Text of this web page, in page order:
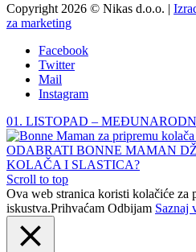
Copyright 2026 © Nikas d.o.o. |
za marketing
Facebook
Twitter
Mail
Instagram
01. LISTOPAD –
ODABRATI BONNE MAMAN
KOLAČA I SLASTICA?
Scroll to top
Ova web stranica koristi kolačiće za
iskustva.Prihvaćam Odbijam Saznaj